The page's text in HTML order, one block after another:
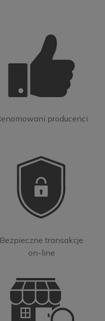
producenci
Bezpieczne transakcje
on-line